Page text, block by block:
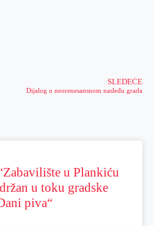
SLEDEĆE
Dijalog o neorenesansnom nasleđu grada
u Plankiću
u toku gradske
piva“